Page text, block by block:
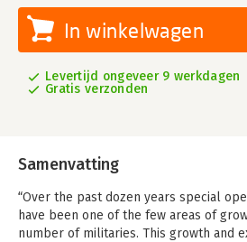
In winkelwagen
Levertijd ongeveer 9 werkdagen
Gratis verzonden
Samenvatting
“Over the past dozen years special
have been one of the few areas of
number of militaries. This growth and